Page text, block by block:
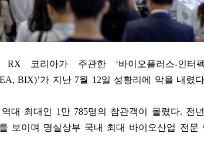
RX 코리아가 주관한 ‘바이오플러스-인터
BIX)’가 지난 7월 12일 성황리에 막을 내렸다
대 최대인 1 만 785명의 참관객이 몰렸다. 전
보이며 명실상부 국내 최대 바이오산업 전문